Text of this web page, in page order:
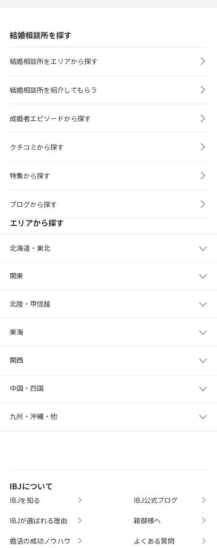
結婚相談所を探す
結婚相談所をエリアから探す
結婚相談所を紹介してもらう
成婚者エピソードから探す
クチコミから探す
特集から探す
ブログから探す
エリアから探す
北海道・東北
関東
北陸・甲信越
東海
関西
中国・四国
九州・沖縄・他
IBJについて
IBJを知る
IBJが選ばれる理由
婚活の成功ノウハウ
IBJ公式ブログ
親御様へ
よくある質問